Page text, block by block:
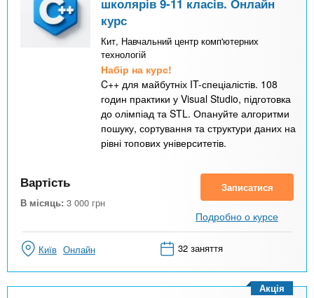
школярів 9-11 класів. Онлайн
курс
Кит, Навчальний центр комп'ютерних
технологій
Набір на курс!
C++ для майбутніх IT-спеціалістів. 108
годин практики у Visual Studio, підготовка
до олімпіад та STL. Опануйте алгоритми
пошуку, сортування та структури даних на
рівні топових університетів.
Вартість
В місяць: 3 000 грн
Записатися
Подробно о курсе
Київ Онлайн 32 заняття
Акція